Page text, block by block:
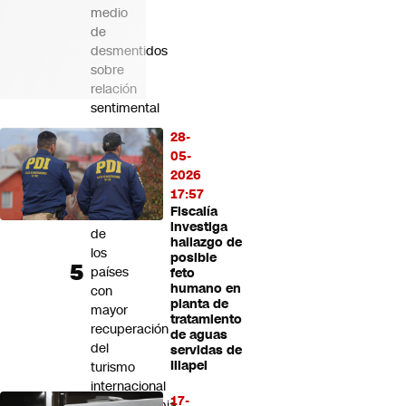
28-
05-
2026
17:57
Fiscalía
investiga
hallazgo de
posible
feto
humano en
planta de
tratamiento
de aguas
servidas de
Illapel
17-
medio
de
desmentidos
sobre
relación
sentimental
Chile
llega
al
top
ten
de
los
países
con
mayor
recuperación
del
turismo
internacional